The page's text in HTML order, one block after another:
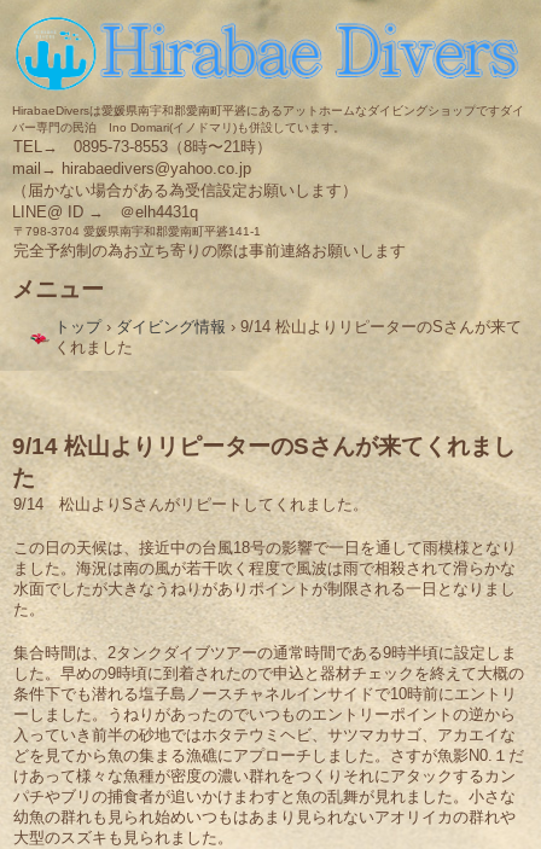
HirabaeDiversは愛媛県南宇和郡愛南町平碆にあるアットホームなダイビングショップですダイ
バー専門の民泊 Ino Domari(イノドマリ)も併設しています。
TEL→ 0895-73-8553（8時〜21時）
mail→ hirabaedivers@yahoo.co.jp
（届かない場合がある為受信設定お願いします）
LINE@ ID → ＠elh4431q
〒798-3704 愛媛県南宇和郡愛南町平碆141-1
完全予約制の為お立ち寄りの際は事前連絡お願いします
メニュー
ン
ス
キ
ッ
プ
トップ › ダイビング情報 › 9/14 松山よりリピーターのSさんが来て
くれました
9/14 松山よりリピーターのSさんが来てくれまし
た
9/14 松山よりSさんがリピートしてくれました。
この日の天候は、接近中の台風18号の影響で一日を通して雨模様となり
ました。海況は南の風が若干吹く程度で風波は雨で相殺されて滑らかな
水面でしたが大きなうねりがありポイントが制限される一日となりまし
た。
集合時間は、2タンクダイブツアーの通常時間である9時半頃に設定しま
した。早めの9時頃に到着されたので申込と器材チェックを終えて大概の
条件下でも潜れる塩子島ノースチャネルインサイドで10時前にエントリ
ーしました。うねりがあったのでいつものエントリーポイントの逆から
入っていき前半の砂地ではホタテウミヘビ、サツマカサゴ、アカエイな
どを見てから魚の集まる漁礁にアプローチしました。さすが魚影N0.１だ
けあって様々な魚種が密度の濃い群れをつくりそれにアタックするカン
パチやブリの捕食者が追いかけまわすと魚の乱舞が見れました。小さな
幼魚の群れも見られ始めいつもはあまり見られないアオリイカの群れや
大型のスズキも見られました。